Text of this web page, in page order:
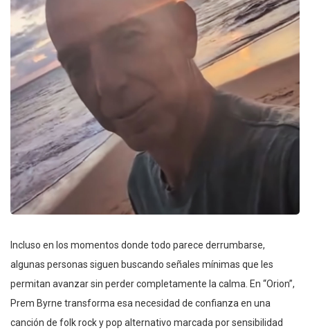
Incluso en los momentos donde todo parece derrumbarse,
algunas personas siguen buscando señales mínimas que les
permitan avanzar sin perder completamente la calma. En “Orion”,
Prem Byrne transforma esa necesidad de confianza en una
canción de folk rock y pop alternativo marcada por sensibilidad